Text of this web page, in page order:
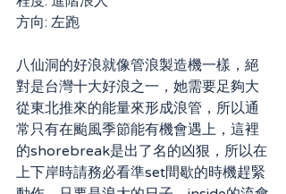
方向: 左跑​
八仙洞的好浪就像管浪製造機一樣，絕
對是台灣十大好浪之一，她需要足夠大
從東北推來的能量來形成浪管，所以通
常只有在颱風季節能有機會遇上，這裡
的shorebreak是出了名的凶狠，所以在
上下岸時請務必看準set間歇的時機趕緊